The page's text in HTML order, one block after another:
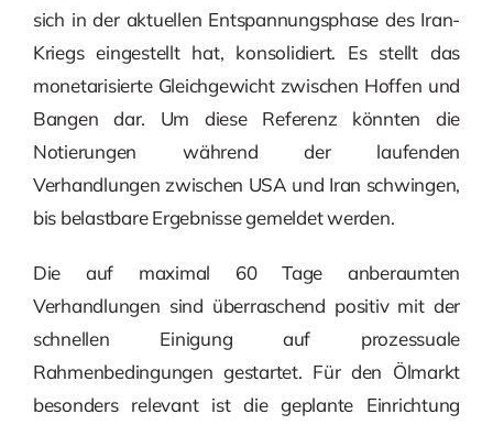
sich in der aktuellen Entspannungsphase des Iran-
Kriegs eingestellt hat, konsolidiert. Es stellt das
monetarisierte Gleichgewicht zwischen Hoffen und
Bangen dar. Um diese Referenz könnten die
Notierungen während der laufenden
Verhandlungen zwischen USA und Iran schwingen,
bis belastbare Ergebnisse gemeldet werden.
Die auf maximal 60 Tage anberaumten
Verhandlungen sind überraschend positiv mit der
schnellen Einigung auf prozessuale
Rahmenbedingungen gestartet. Für den Ölmarkt
besonders relevant ist die geplante Einrichtung